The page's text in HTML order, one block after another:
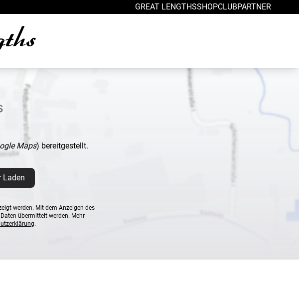
GREAT LENGTHSSHOPCLUBPARTNER
Maps) bereitgestellt.
Laden
werden. Mit dem Anzeigen des
übermittelt werden. Mehr
.